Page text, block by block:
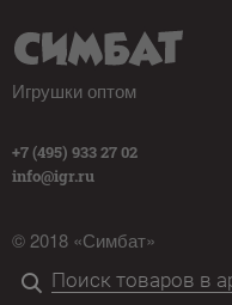
Игрушки оптом
+7 (495) 933 27 02
info@igr.ru
© 2018 «Симбат»